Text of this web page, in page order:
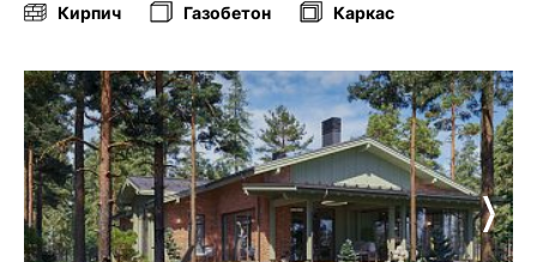
Кирпич Газобетон Каркас